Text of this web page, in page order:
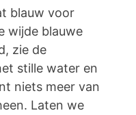
blauw voor
wijde blauwe
zie de
stille water en
niets meer van
Laten we